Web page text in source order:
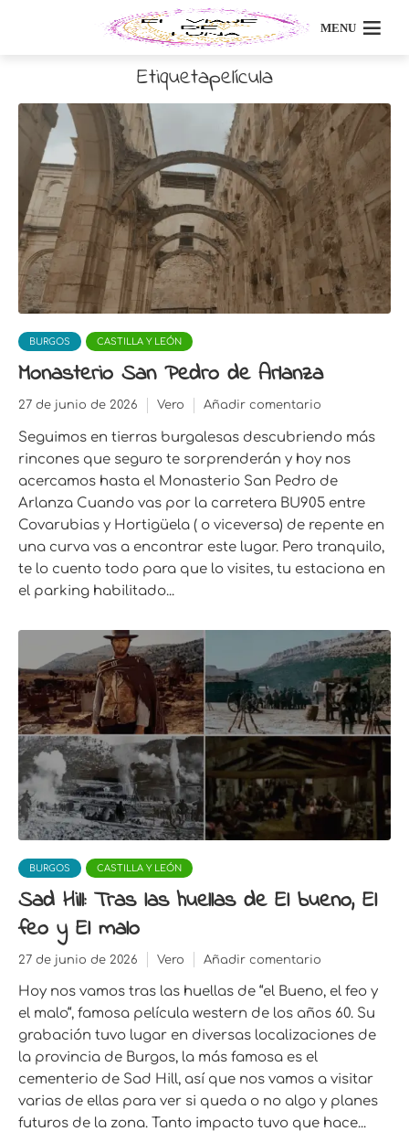
MENU
Etiquetapelícula
BURGOS CASTILLA Y LEÓN
Monasterio San Pedro de Arlanza
27 de junio de 2026 Vero Añadir comentario
Seguimos en tierras burgalesas descubriendo más
rincones que seguro te sorprenderán y hoy nos
acercamos hasta el Monasterio San Pedro de
Arlanza Cuando vas por la carretera BU905 entre
Covarubias y Hortigüela ( o viceversa) de repente en
una curva vas a encontrar este lugar. Pero tranquilo,
te lo cuento todo para que lo visites, tu estaciona en
el parking habilitado...
BURGOS CASTILLA Y LEÓN
Sad Hill: Tras las huellas de El bueno, El
feo y El malo
27 de junio de 2026 Vero Añadir comentario
Hoy nos vamos tras las huellas de “el Bueno, el feo y
el malo“, famosa película western de los años 60. Su
grabación tuvo lugar en diversas localizaciones de
la provincia de Burgos, la más famosa es el
cementerio de Sad Hill, así que nos vamos a visitar
varias de ellas para ver si queda o no algo y planes
futuros de la zona. Tanto impacto tuvo que hace...